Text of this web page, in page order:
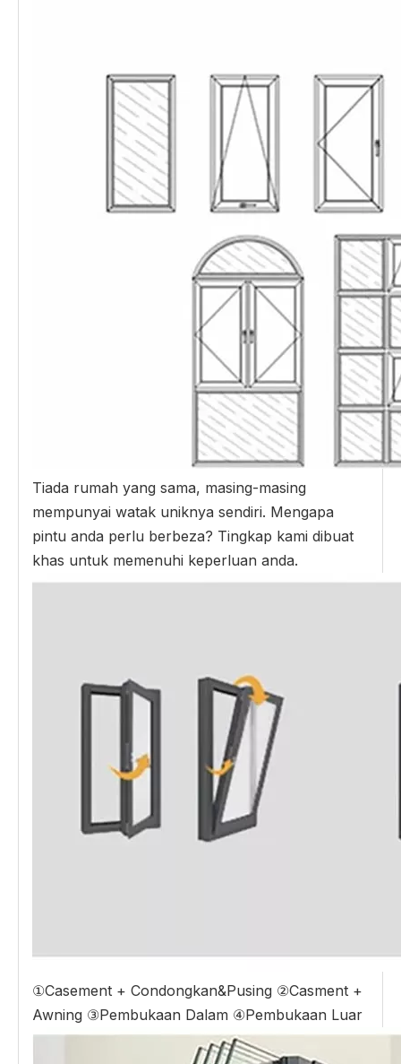
Tiada rumah yang sama, masing-masing
mempunyai watak uniknya sendiri. Mengapa
pintu anda perlu berbeza? Tingkap kami dibuat
khas untuk memenuhi keperluan anda.
①Casement + Condongkan&Pusing ②Casment +
Awning ③Pembukaan Dalam ④Pembukaan Luar